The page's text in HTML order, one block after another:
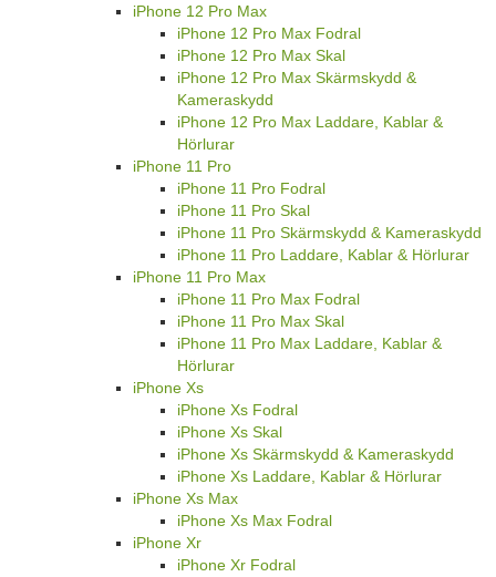
iPhone 12 Pro Max
iPhone 12 Pro Max Fodral
iPhone 12 Pro Max Skal
iPhone 12 Pro Max Skärmskydd &
Kameraskydd
iPhone 12 Pro Max Laddare, Kablar &
Hörlurar
iPhone 11 Pro
iPhone 11 Pro Fodral
iPhone 11 Pro Skal
iPhone 11 Pro Skärmskydd & Kameraskydd
iPhone 11 Pro Laddare, Kablar & Hörlurar
iPhone 11 Pro Max
iPhone 11 Pro Max Fodral
iPhone 11 Pro Max Skal
iPhone 11 Pro Max Laddare, Kablar &
Hörlurar
iPhone Xs
iPhone Xs Fodral
iPhone Xs Skal
iPhone Xs Skärmskydd & Kameraskydd
iPhone Xs Laddare, Kablar & Hörlurar
iPhone Xs Max
iPhone Xs Max Fodral
iPhone Xr
iPhone Xr Fodral